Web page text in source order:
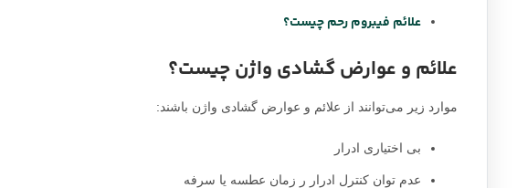
علائم فیبروم رحم چیست؟
علائم و عوارض گشادی واژن چیست؟
موارد زیر می‌توانند از علائم و عوارض گشادی واژن باشند:
بی اختیاری ادرار
عدم توان کنترل ادرار ر زمان عطسه یا سرفه